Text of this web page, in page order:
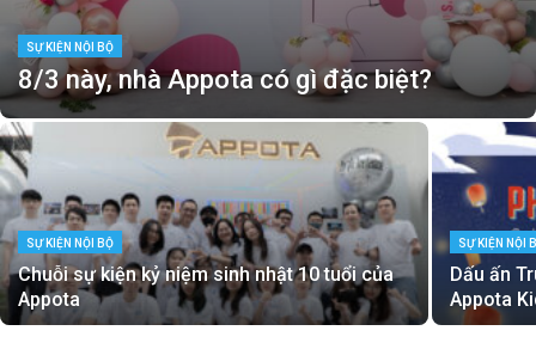
SỰ KIỆN NỘI BỘ
8/3 này, nhà Appota có gì đặc biệt?
SỰ KIỆN NỘI BỘ
Chuỗi sự kiện kỷ niệm sinh nhật 10 tuổi của
Appota
SỰ KIỆN NỘI
Dấu ấn
Appota